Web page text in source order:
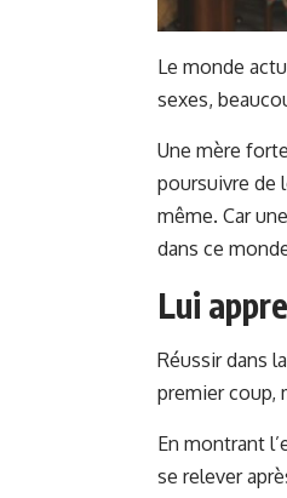
Le monde
sexes,
Une mère
poursuivre de
même. Car
dans ce
Lui
Réussir dans
premier coup,
En montrant
se relever